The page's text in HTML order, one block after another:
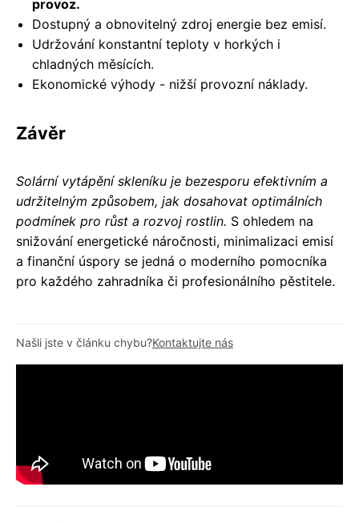
provoz.
Dostupný a obnovitelný zdroj energie bez emisí.
Udržování konstantní teploty v horkých i
chladných měsících.
Ekonomické výhody - nižší provozní náklady.
Závěr
Solární vytápění skleníku je bezesporu efektivním a
udržitelným způsobem, jak dosahovat optimálních
podmínek pro růst a rozvoj rostlin. S ohledem na
snižování energetické náročnosti, minimalizaci emisí
a finanční úspory se jedná o moderního pomocníka
pro každého zahradníka či profesionálního pěstitele.
Našli jste v článku chybu?Kontaktujte nás